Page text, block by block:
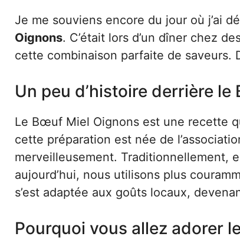
Je me souviens encore du jour où j’ai
Oignons. C’était lors d’un dîner chez
cette combinaison parfaite de saveurs.
Un peu d’histoire derrière
Le Bœuf Miel Oignons est une recette
cette préparation est née de
merveilleusement. Traditionnellement,
aujourd’hui, nous utilisons plus
s’est adaptée aux goûts locaux,
Pourquoi vous allez adorer